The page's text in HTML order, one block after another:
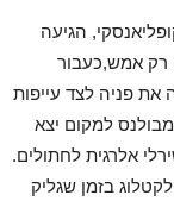
הגיעה
רק אמש,כעבור
פניה לצד עייפות
למקום יצא
אלרגית לחתולים.
בזמן שגליק